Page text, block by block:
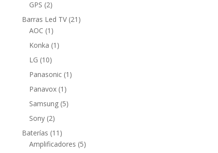
GPS 22
productos
Barras Led TV 21 21
AOC 1 1
producto
Konka 1 1
LG 1010
productos
Panasonic 1 1
Panavox 1 1
producto
Samsung 55
Sony 22
productos
Baterías 11 11
productos
Amplificadores 55